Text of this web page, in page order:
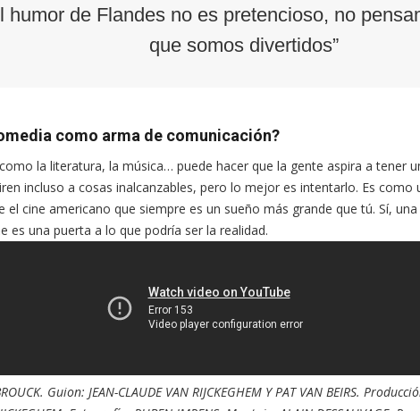
humor de Flandes no es pretencioso, no
que somos divertidos”
como arma de comunicación?
como la literatura, la música… puede hacer que la gente aspira a tener
incluso a cosas inalcanzables, pero lo mejor es intentarlo. Es
el cine americano que siempre es un sueño más grande que tú. Sí,
es una puerta a lo que podría ser la realidad.
Guion: JEAN-CLAUDE VAN RIJCKEGHEM Y PAT VAN BEIRS.